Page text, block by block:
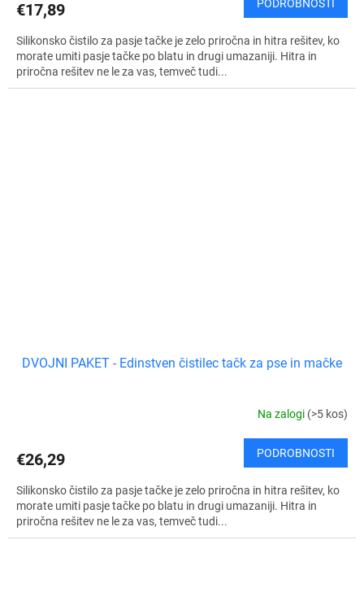
€17,89 PODROBNOSTI
Silikonsko čistilo za pasje tačke je zelo priročna in hitra rešitev, ko
morate umiti pasje tačke po blatu in drugi umazaniji. Hitra in
priročna rešitev ne le za vas, temveč tudi...
DVOJNI PAKET - Edinstven čistilec tačk za pse in mačke
Na zalogi (>5 kos)
€26,29 PODROBNOSTI
Silikonsko čistilo za pasje tačke je zelo priročna in hitra rešitev, ko
morate umiti pasje tačke po blatu in drugi umazaniji. Hitra in
priročna rešitev ne le za vas, temveč tudi...